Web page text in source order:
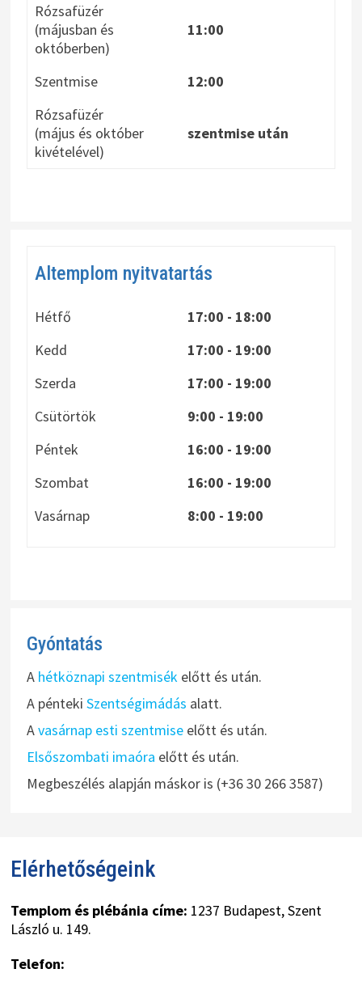
Rózsafüzér
(májusban és
októberben)
11:00
Szentmise
12:00
Rózsafüzér
(május és október
kivételével)
szentmise után
Altemplom nyitvatartás
Hétfő
17:00 - 18:00
Kedd
17:00 - 19:00
Szerda
17:00 - 19:00
Csütörtök
9:00 - 19:00
Péntek
16:00 - 19:00
Szombat
16:00 - 19:00
Vasárnap
8:00 - 19:00
Gyóntatás
A hétköznapi szentmisékelőtt és után.
A pénteki Szentségimádás alatt.
Avasárnap esti szentmiseelőtt és után.
Elsőszombati imaóra előtt és után.
Megbeszélés alapján máskor is (+36 30 266 3587)
Elérhetőségeink
Templom és plébánia címe: 1237 Budapest, Szent
László u. 149.
Telefon: